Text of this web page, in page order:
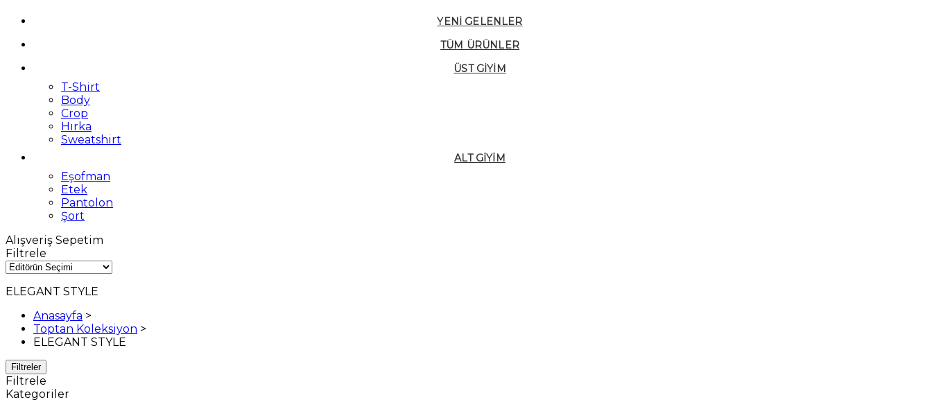
YENI GELENLER
TÜM ÜRÜNLER
ÜST GIYIM
T-Shirt
Body
Crop
Hırka
Sweatshirt
ALT GIYIM
Eşofman
Etek
Pantolon
Şort
Alışveriş Sepetim
Filtrele
ELEGANT STYLE
Anasayfa >
Toptan Koleksiyon >
ELEGANT STYLE
Filtreler
Filtrele
Kategoriler